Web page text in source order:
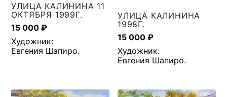
УЛИЦА КАЛИНИНА 11
ОКТЯБРЯ 1999Г.
15 000₽
Художник:
Евгения Шапиро.
УЛИЦА КАЛИНИНА
1998Г.
15 000₽
Художник:
Евгения Шапиро.